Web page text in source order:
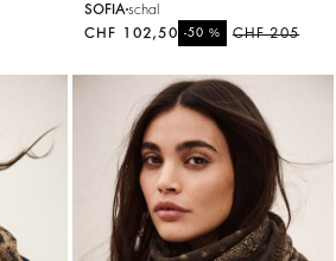
SOFIA schal
CHF 205
-50 %
CHF 102,50